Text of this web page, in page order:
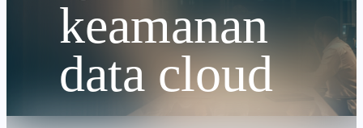
keamanan
data cloud